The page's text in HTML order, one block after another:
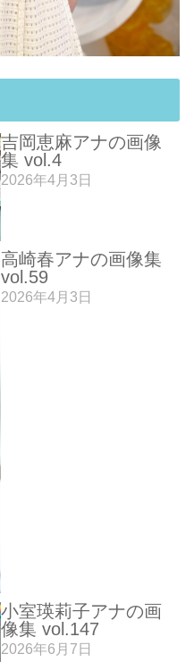
吉岡恵麻アナの画像
集 vol.4
2026年4月3日
高崎春アナの画像集
vol.59
2026年4月3日
小室瑛莉子アナの画
像集 vol.147
2026年6月7日